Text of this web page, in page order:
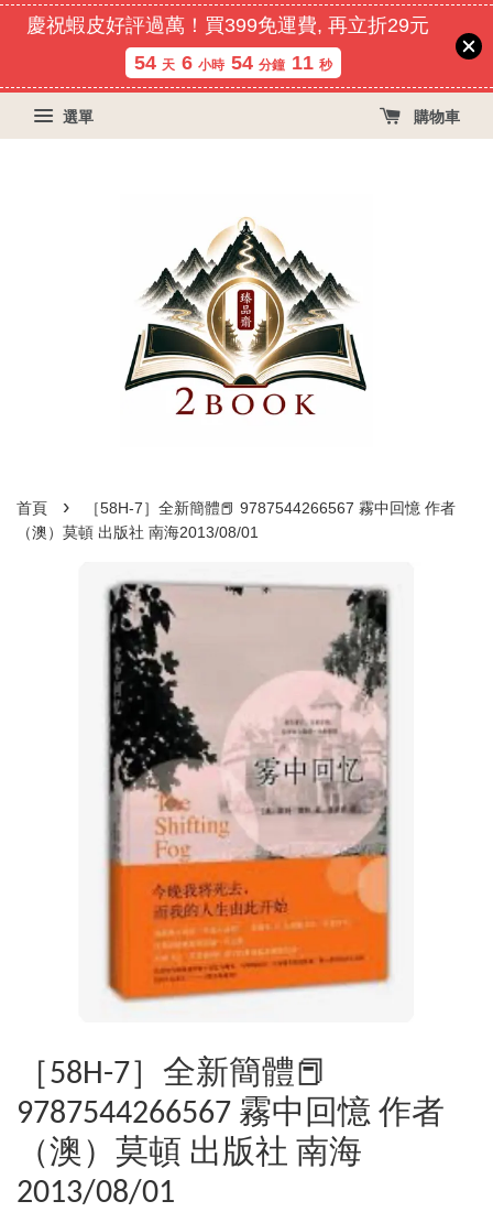
慶祝蝦皮好評過萬！買399免運費, 再立折29元
54 天 6 小時 54 分鐘 10 秒
選單 購物車
首頁 ›
［58H-7］全新簡體📕 9787544266567 霧中回憶 作者
（澳）莫頓 出版社 南海2013/08/01
［58H-7］全新簡體📕
9787544266567 霧中回憶 作者
（澳）莫頓 出版社 南海
2013/08/01